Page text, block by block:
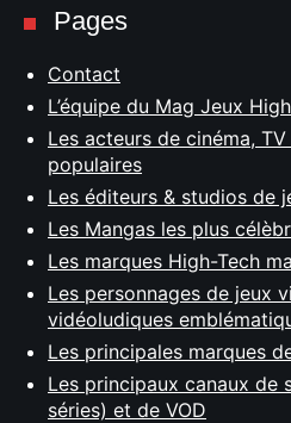
Pages
Contact
L’équipe du Mag Jeux
Les acteurs de cinéma,
populaires
Les éditeurs & studios de
Les Mangas les plus
Les marques High-Tech
Les personnages de jeux
vidéoludiques
Les principales marques
Les principaux canaux de
séries) et de VOD